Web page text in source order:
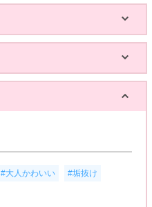
#大人かわいい #垢抜け